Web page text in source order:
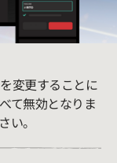
変更することに
て無効となりま
い。